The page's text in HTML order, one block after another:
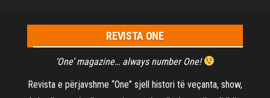
REVISTA ONE
‘One’ magazine… always number One!
Revista e përjavshme “One” sjell histori të veçanta, show,